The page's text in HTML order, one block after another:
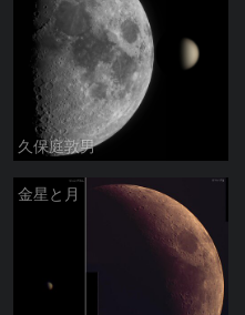
久保庭敦男
金星と月